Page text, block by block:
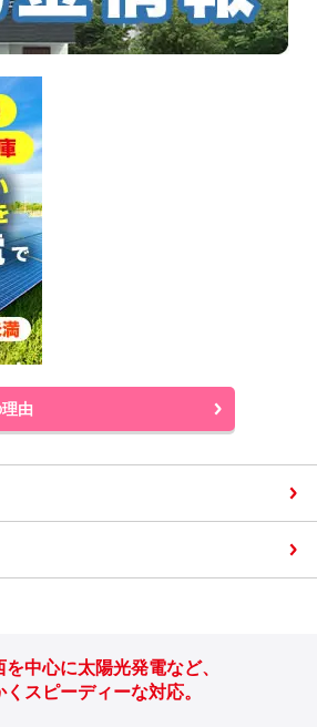
由
中心に太陽光発電など、
くスピーディーな対応。